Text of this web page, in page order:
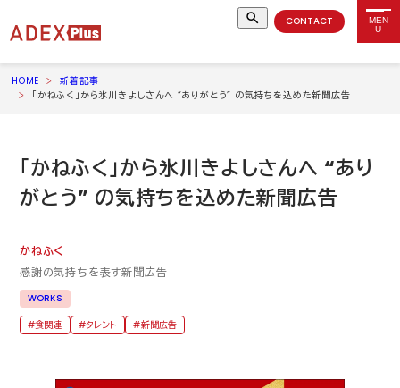
MEN
U
CONTACT
HOME
新着記事
「かねふく」から氷川きよしさんへ “ありがとう” の気持ちを込めた新聞広告
「かねふく」から氷川きよしさんへ “あり
がとう” の気持ちを込めた新聞広告
かねふく
感謝の気持ちを表す新聞広告
WORKS
食関連
タレント 新聞広告